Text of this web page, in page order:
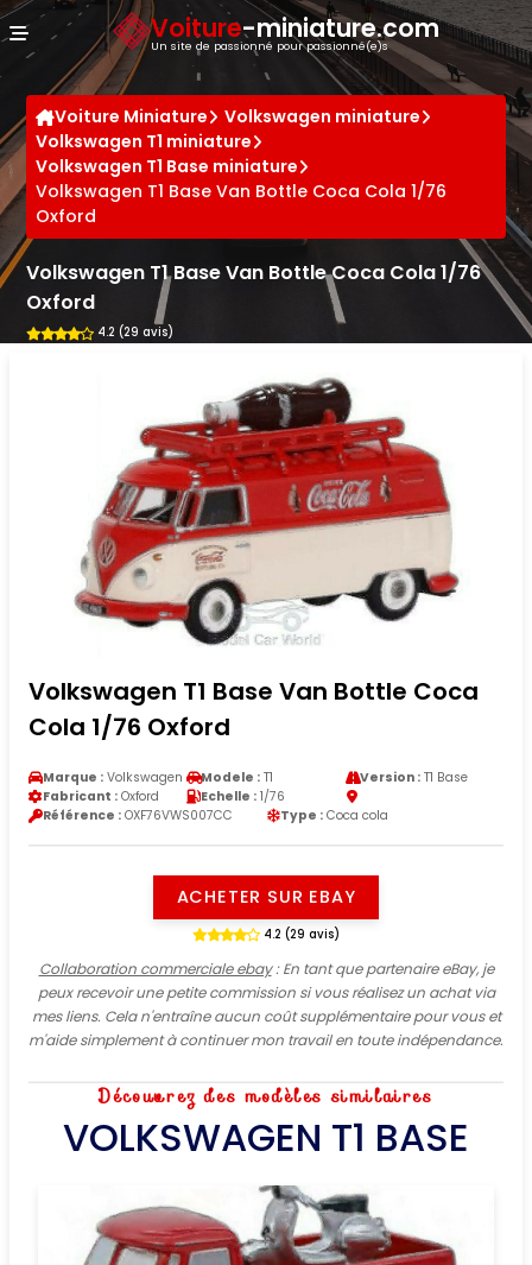
Voiture-miniature.com
Un site de passionné pour passionné(e)s
Voiture Miniature
Volkswagen miniature
Volkswagen T1 miniature
Volkswagen T1 Base miniature
Volkswagen T1 Base Van Bottle Coca Cola 1/76
Oxford
Volkswagen T1 Base Van Bottle Coca Cola 1/76
Oxford
4.2 (29 avis)
Volkswagen T1 Base Van Bottle Coca
Cola 1/76 Oxford
Marque : Volkswagen Modele : T1 Version :T1 Base
Fabricant : Oxford Echelle : 1/76
Référence : OXF76VWS007CC Type : Coca cola
ACHETER SUR EBAY
4.2 (29 avis)
Collaboration commerciale ebay: En tant que partenaire eBay, je
peux recevoir une petite commission si vous réalisez un achat via
mes liens. Cela n'entraîne aucun coût supplémentaire pour vous et
m'aide simplement à continuer mon travail en toute indépendance.
Découvrez des modèles similaires
VOLKSWAGEN T1 BASE
Panneau de gestion des cookies